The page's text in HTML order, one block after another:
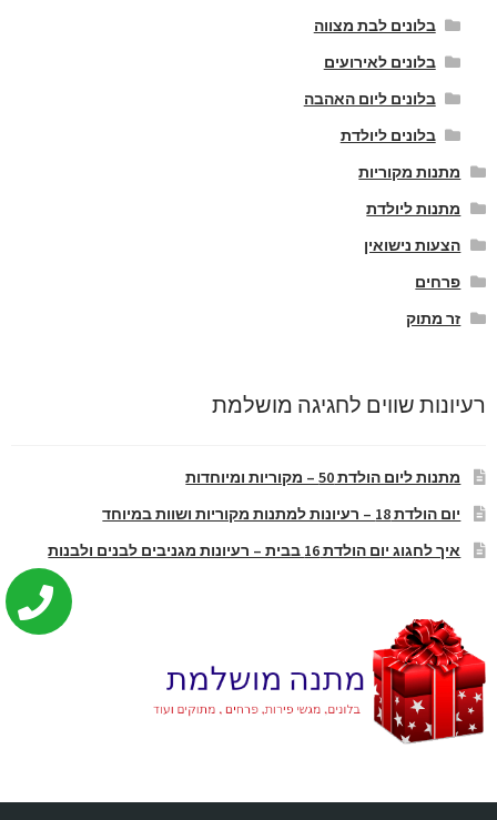
בלונים לבת מצווה
בלונים לאירועים
בלונים ליום האהבה
בלונים ליולדת
מתנות מקוריות
מתנות ליולדת
הצעות נישואין
פרחים
זר מתוק
רעיונות שווים לחגיגה מושלמת
מתנות ליום הולדת 50 – מקוריות ומיוחדות
יום הולדת 18 – רעיונות למתנות מקוריות ושוות במיוחד
איך לחגוג יום הולדת 16 בבית – רעיונות מגניבים לבנים ולבנות